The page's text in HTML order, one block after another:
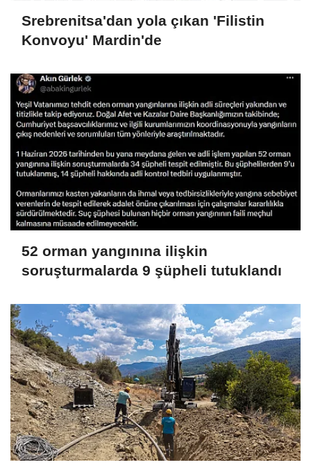
Srebrenitsa'dan yola çıkan 'Filistin
Konvoyu' Mardin'de
52 orman yangınına ilişkin
soruşturmalarda 9 şüpheli tutuklandı